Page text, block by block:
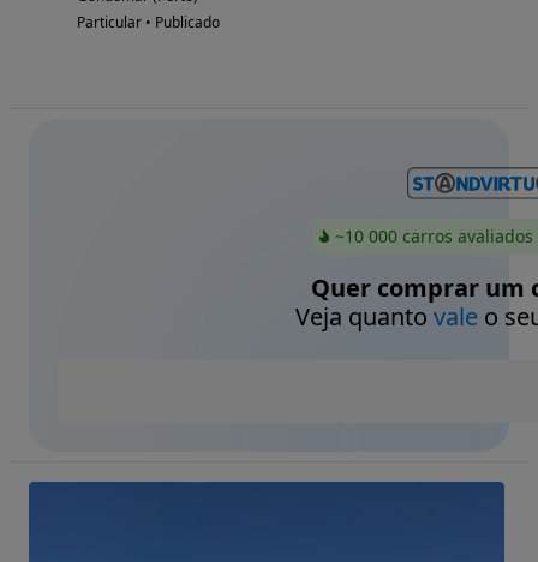
Particular • Publicado
~10 000 carros
Quer comprar um
Veja quanto valeo